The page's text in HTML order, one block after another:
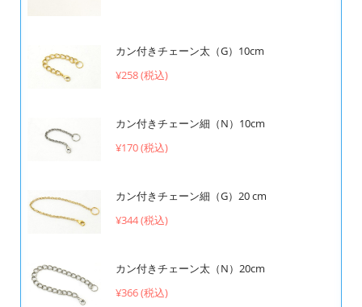
カン付きチェーン太（G）10cm
¥258 (税込)
カン付きチェーン細（N）10cm
¥170 (税込)
カン付きチェーン細（G）20 cm
¥344 (税込)
カン付きチェーン太（N）20cm
¥366 (税込)